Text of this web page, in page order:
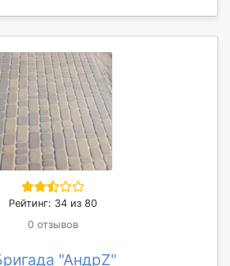
Рейтинг: 34 из 80
0 отзывов
"АндрZ"